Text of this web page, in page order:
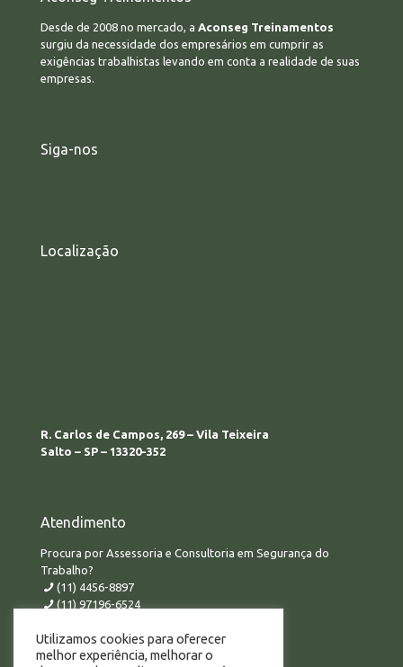
Desde de 2008 no mercado, a Aconseg Treinamentos
surgiu da necessidade dos empresários em cumprir as
exigências trabalhistas levando em conta a realidade de suas
empresas.
Siga-nos
Localização
R. Carlos de Campos, 269 – Vila Teixeira
Salto – SP – 13320-352
Atendimento
Procura por Assessoria e Consultoria em Segurança do
Trabalho?
(11) 4456-8897
(11) 97196-6524
Utilizamos cookies para oferecer
melhor experiência, melhorar o